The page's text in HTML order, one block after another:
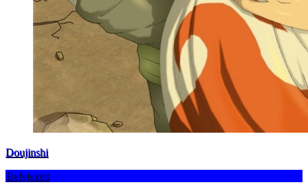
Doujinshi
Befejezett